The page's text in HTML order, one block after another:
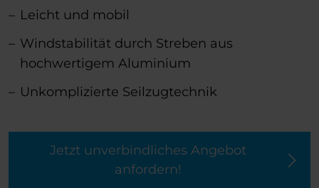
Leicht und mobil
Windstabilität durch Streben aus
hochwertigem Aluminium
Unkomplizierte Seilzugtechnik
Jetzt unverbindliches Angebot
anfordern!